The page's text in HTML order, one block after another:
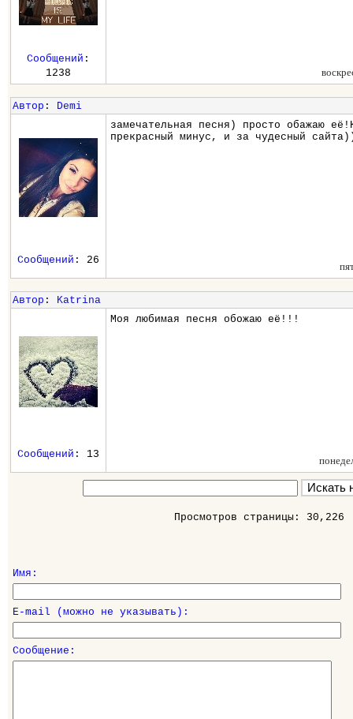
Сообщений :
1238
Автор : Demi
замечательная песня) просто обажаю
прекрасный минус, и за чудесный
Сообщений : 26
Автор : Katrina
Моя любимая песня обожаю её!!!
Сообщений : 13
Просмотров страницы: 30,226
Имя:
E-mail (можно не указывать):
Сообщение: